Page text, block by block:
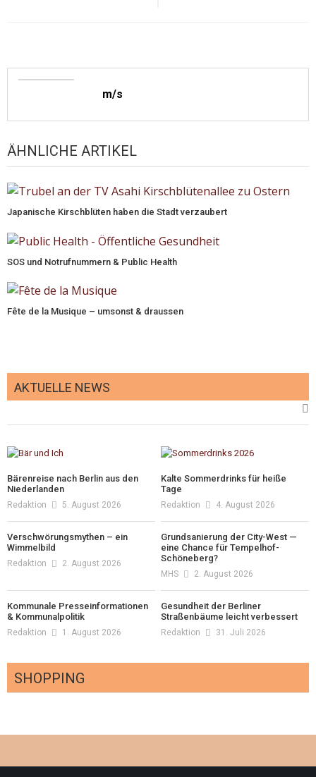
m/s
ÄHNLICHE ARTIKEL
Japanische Kirschblüten haben die Stadt verzaubert
SOS und Notrufnummern & Public Health
Fête de la Musique – umsonst & draussen
AKTUELLE NEWS
Bärenreise nach Berlin aus den
Niederlanden
Redaktion 5. August 2026
Kalte Sommerdrinks für heiße
Tage
Redaktion 4. August 2026
Verschwörungsmythen – ein
Wimmelbild
Redaktion 2. August 2026
Grundsanierung der City-West —
eine Chance für Tempelhof-
Schöneberg?
MHS 2. August 2026
Kommunale Presseinformationen
& Kommunalpolitik
Redaktion 1. August 2026
Gesundheit der Berliner
Straßenbäume leicht verbessert
Redaktion 31. Juli 2026
SHOPPING
Redaktion 23. Juli 2026